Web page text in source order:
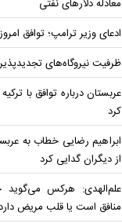
معادله دلارهای نفتی
ادعای وزیر ترامپ؛ توافق
ظرفیت نیروگاه‌های تجدیدپذیر ۴۶ برابر شد
عربستان درباره توافق با
کرد
ابراهیم رضایی خطاب به
از دیگران گدایی کرد
علم‌الهدی: هرکس می‌گوید
منافق است یا قلب مریض